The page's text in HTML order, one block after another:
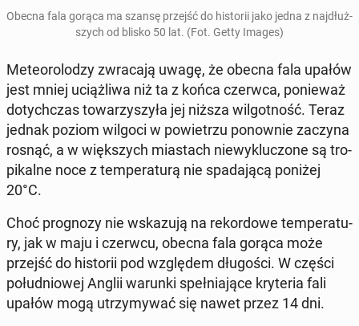
Obecna fala gorąca ma szansę przejść do hi­sto­rii jako jedna z naj­dłuż­
szych od blisko 50 lat. (Fot. Getty Images)
Me­te­oro­lo­dzy zwra­ca­ją uwagę, że obecna fala upałów
jest mniej uciąż­li­wa niż ta z końca czerwca, po­nie­waż
do­tych­czas to­wa­rzy­szy­ła jej niższa wil­got­ność. Teraz
jednak poziom wilgoci w po­wie­trzu po­now­nie zaczyna
rosnąć, a w więk­szych mia­stach nie­wy­klu­czo­ne są tro­
pi­kal­ne noce z tem­pe­ra­tu­rą nie spa­da­ją­cą poniżej
20°C.
Choć pro­gno­zy nie wska­zu­ją na re­kor­do­we tem­pe­ra­tu­
ry, jak w maju i czerwcu, obecna fala gorąca może
przejść do hi­sto­rii pod wzglę­dem dłu­go­ści. W części
po­łu­dnio­wej Anglii warunki speł­nia­ją­ce kry­te­ria fali
upałów mogą utrzy­my­wać się nawet przez 14 dni.